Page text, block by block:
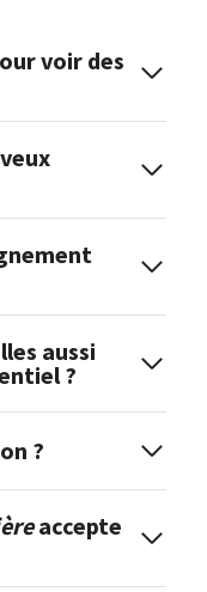
voir des
aussi
?
?
accepte